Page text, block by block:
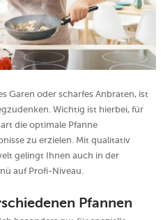
Garen oder scharfes Anbraten, ist
Wichtig ist hierbei, für
die optimale Pfanne
zu erzielen. Mit qualitativ
gelingt Ihnen auch in der
auf Profi-Niveau.
Pfannen